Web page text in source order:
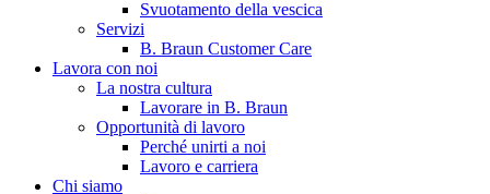
Contatti
Hai domande o richieste? Scrivici per entrare subito in contatto
Svuotamento della vescica
Servizi
B. Braun Customer Care
Lavora con noi
La nostra cultura
Lavorare in B. Braun
Opportunità di lavoro
Perché unirti a noi
Lavoro e carriera
Chi siamo